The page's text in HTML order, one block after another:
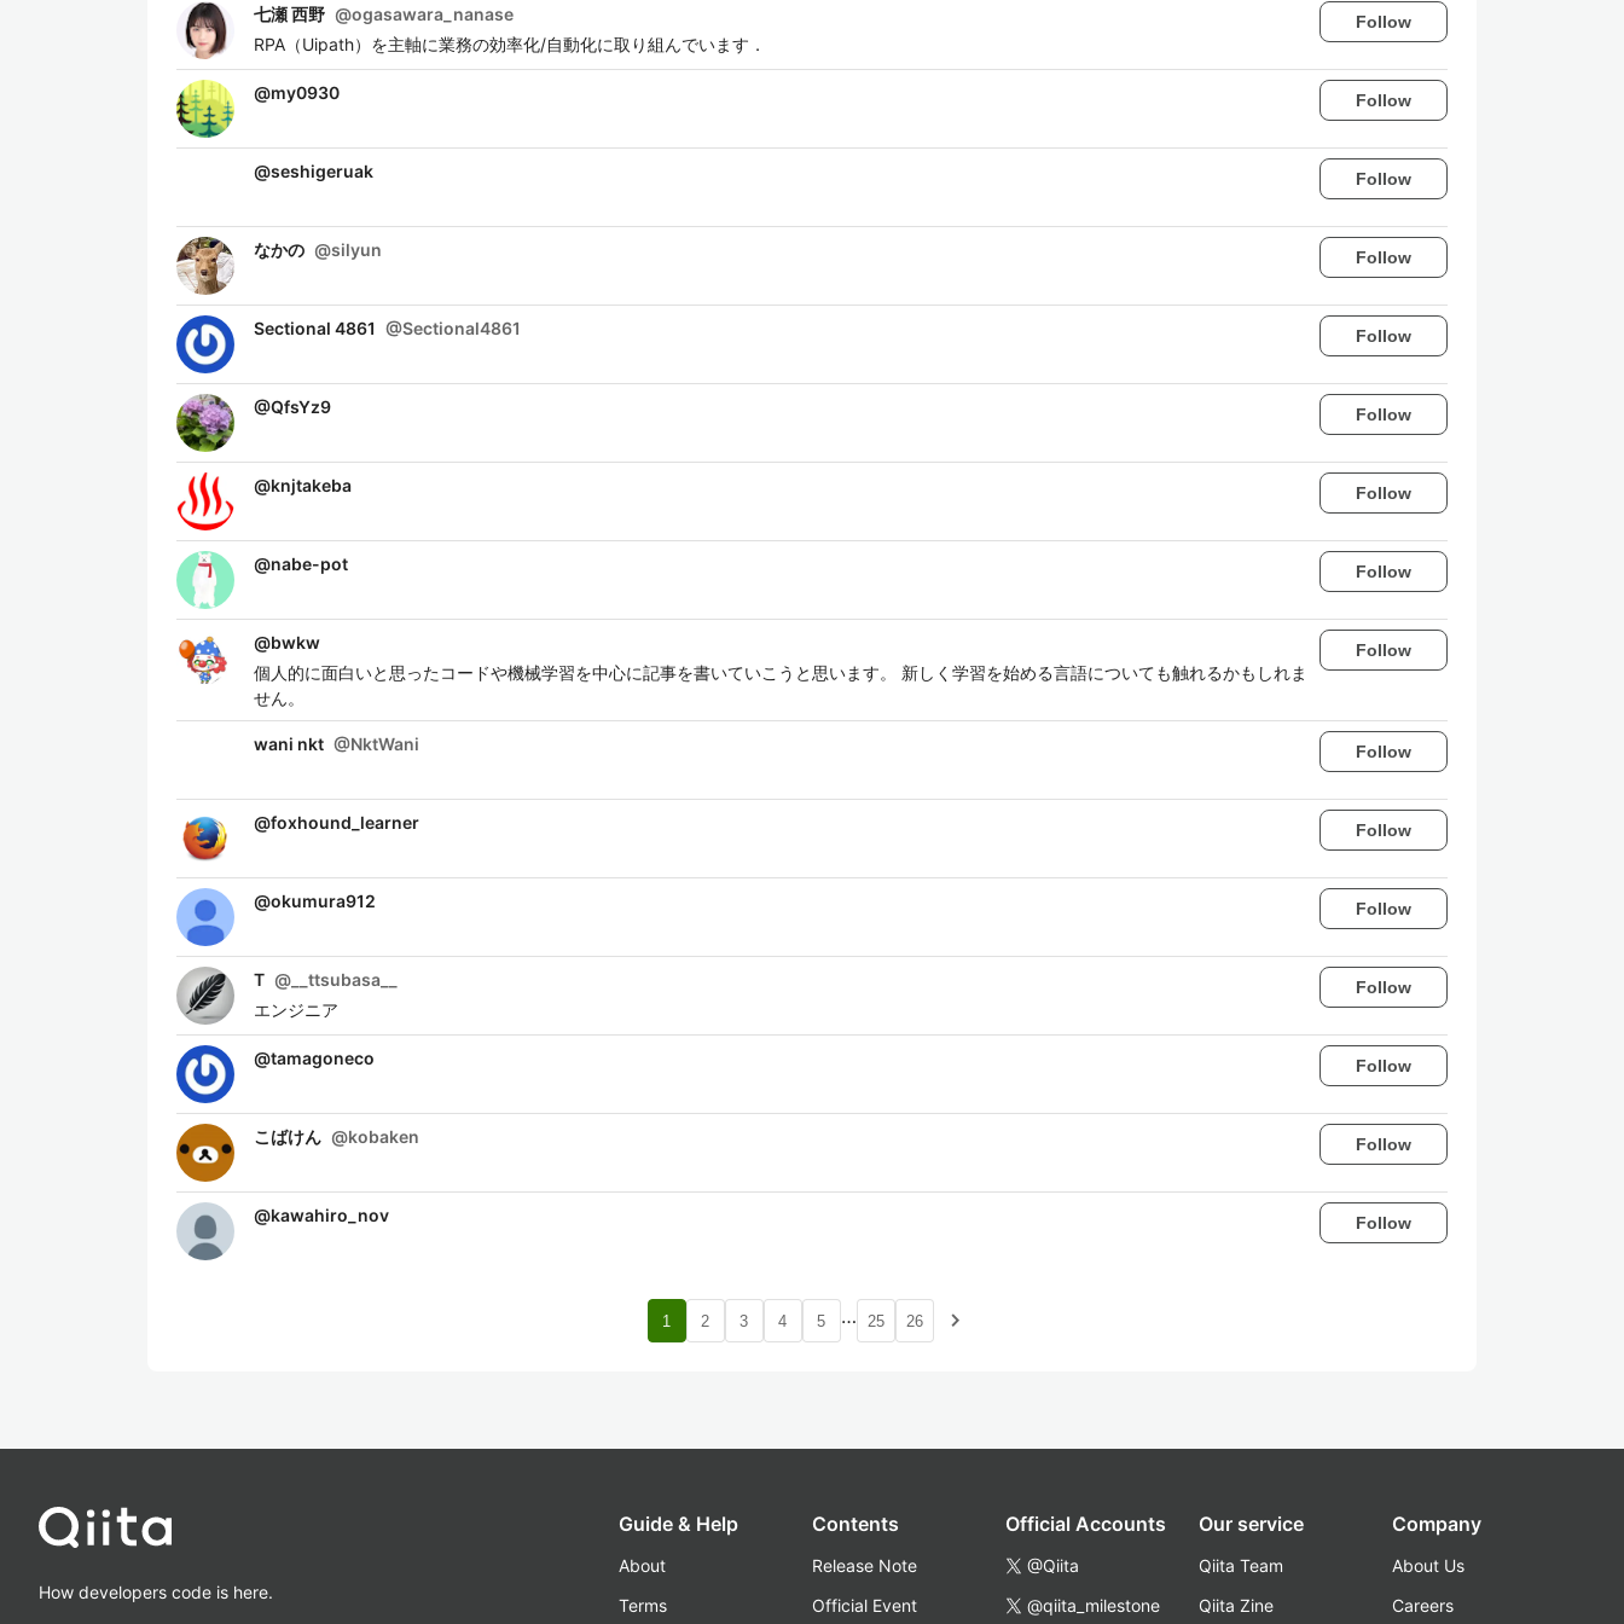
七瀬 西野 @ogasawara_nanase
RPA（Uipath）を主軸に業務の効率化/自動化に取り組んでいます．
Follow
@my0930 Follow
@seshigeruak Follow
なかの @silyun Follow
Sectional 4861 @Sectional4861 Follow
@QfsYz9 Follow
@knjtakeba Follow
@nabe-pot Follow
@bwkw
個人的に面白いと思ったコードや機械学習を中心に記事を書いていこうと思います。 新しく学習を始める言語についても触れるかもしれま
せん。
Follow
wani nkt @NktWani Follow
@foxhound_learner Follow
@okumura912 Follow
T @ __ttsubasa__
エンジニア
Follow
@tamagoneco Follow
こばけん @kobaken Follow
@kawahiro_nov Follow
1 2 3 4 5 … 25 26 navigate_next
How developers code is here.
Guide & Help
About
Terms
Contents
Release Note
Official Event
Official Accounts
@Qiita
@qiita_milestone
Our service
Qiita Team
Qiita Zine
Company
About Us
Careers